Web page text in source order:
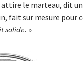
attire le marteau, dit
fait sur mesure pour
solide. »